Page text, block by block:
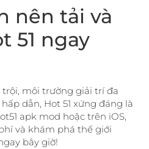
nên tải và
51 ngay
môi trường giải trí đa
dẫn, Hot 51 xứng đáng là
apk mod hoặc trên iOS,
và khám phá thế giới
bây giờ!